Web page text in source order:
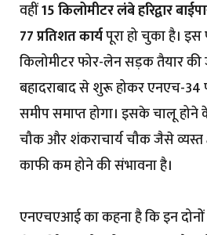
वहीं15 किलोमीटर लंबे हरिद्वार
77 प्रतिशत कार्यपूरा हो चुका है।
किलोमीटर फोर-लेन सड़क तैयार की
बहादराबाद से शुरू होकर एनएच-34
समीप समाप्त होगा। इसके चालू होने
चौक और शंकराचार्य चौक जैसे व्यस्त
काफी कम होने की संभावना है।
एनएचएआई का कहना है कि इन